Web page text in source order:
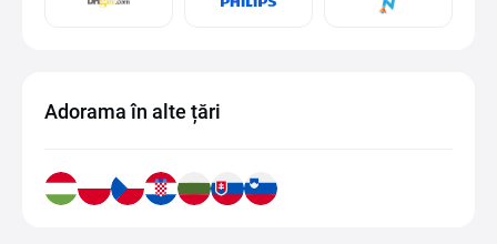
Adorama în alte țări